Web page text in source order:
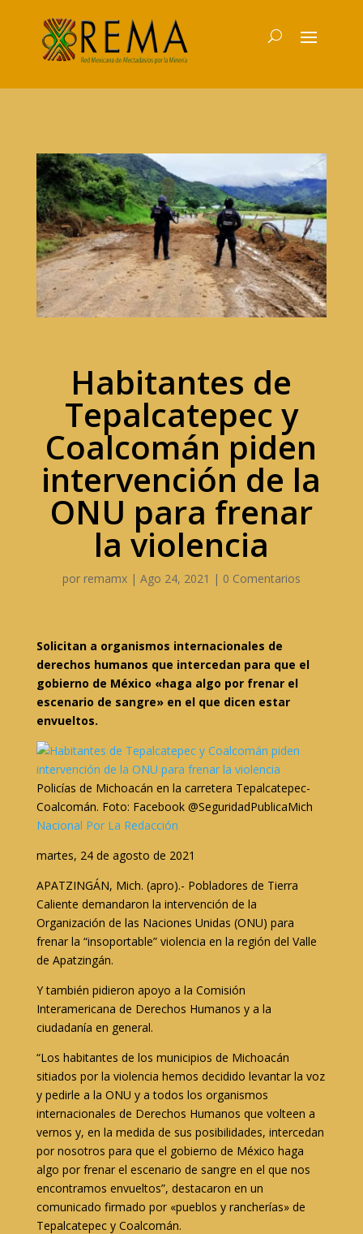
Habitantes de
Tepalcatepec y
Coalcomán piden
intervención de la
ONU para frenar
la violencia
por remamx| Ago 24, 2021 | 0 Comentarios
Solicitan a organismos internacionales de
derechos humanos que intercedan para que el
gobierno de México «haga algo por frenar el
escenario de sangre» en el que dicen estar
envueltos.
Policías de Michoacán en la carretera Tepalcatepec-
Coalcomán. Foto: Facebook @SeguridadPublicaMich
Nacional Por La Redacción
martes, 24 de agosto de 2021
APATZINGÁN, Mich. (apro).- Pobladores de Tierra
Caliente demandaron la intervención de la
Organización de las Naciones Unidas (ONU) para
frenar la “insoportable” violencia en la región del Valle
de Apatzingán.
Y también pidieron apoyo a la Comisión
Interamericana de Derechos Humanos y a la
ciudadanía en general.
“Los habitantes de los municipios de Michoacán
sitiados por la violencia hemos decidido levantar la voz
y pedirle a la ONU y a todos los organismos
internacionales de Derechos Humanos que volteen a
vernos y, en la medida de sus posibilidades, intercedan
por nosotros para que el gobierno de México haga
algo por frenar el escenario de sangre en el que nos
encontramos envueltos”, destacaron en un
comunicado firmado por «pueblos y rancherías» de
Tepalcatepec y Coalcomán.